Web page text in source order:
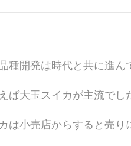
開発は時代と共に進ん
大玉スイカが主流でし
小売店からすると売り